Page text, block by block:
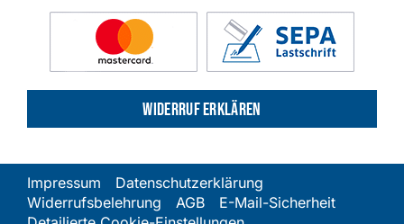
Widerruf erklären
Impressum
Datenschutzerklärung
Widerrufsbelehrung
AGB
E-Mail-Sicherheit